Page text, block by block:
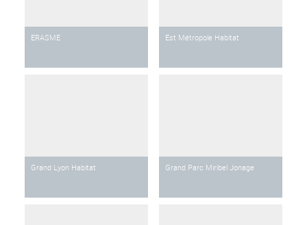
ERASME Est Métropole Habitat
Grand Lyon Habitat Grand Parc Miribel Jonage